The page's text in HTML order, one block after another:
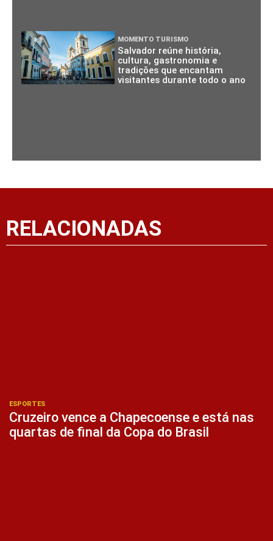
MOMENTO TURISMO
Salvador reúne história,
cultura, gastronomia e
tradições que encantam
visitantes durante todo o ano
RELACIONADAS
ESPORTES
Cruzeiro vence a Chapecoense e está nas
quartas de final da Copa do Brasil